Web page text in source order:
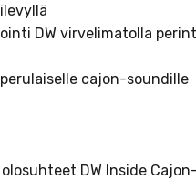
DW virvelimatolla
cajon-soundille
DW Inside